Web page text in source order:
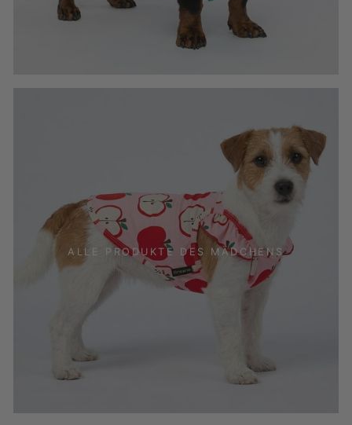
ALLE PRODUKTE DES MÄDCHENS